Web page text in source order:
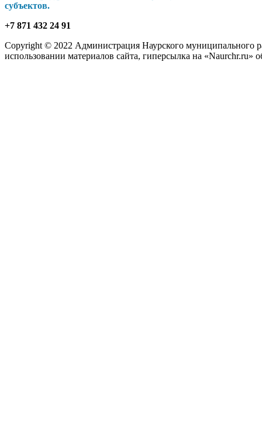
субъектов.
+7 871 432 24 91
Copyright © 2022 Администрация Наурского муниципального
использовании материалов сайта, гиперсылка на «Naurchr.ru»